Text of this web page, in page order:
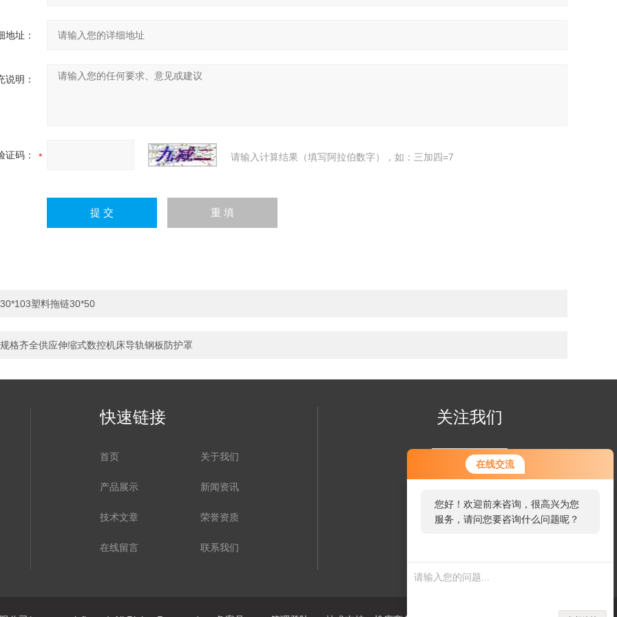
在线交流
您好！欢迎前来咨询，很高兴为您
服务，请问您要咨询什么问题呢？
您好，看您停留很久了，是否找到
了需求产品，您可以直接在线与我
地址：
说明：
证码： 请输入计算结果（填写阿拉伯数字），如：三加四=7
30*103塑料拖链30*50
规格齐全供应伸缩式数控机床导轨钢板防护罩
快速链接
首页 关于我们
产品展示 新闻资讯
技术文章 荣誉资质
在线留言 联系我们
关注我们